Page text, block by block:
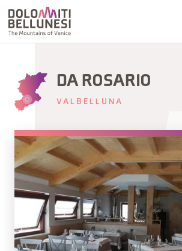
DA ROSARIO
VALBELLUNA